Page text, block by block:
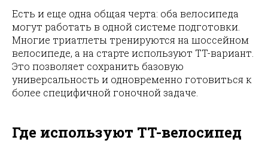
Есть и еще одна общая черта: оба велосипеда
могут работать в одной системе подготовки.
Многие триатлеты тренируются на шоссейном
велосипеде, а на старте используют TT-вариант.
Это позволяет сохранить базовую
универсальность и одновременно готовиться к
более специфичной гоночной задаче.
Где используют TT-велосипед